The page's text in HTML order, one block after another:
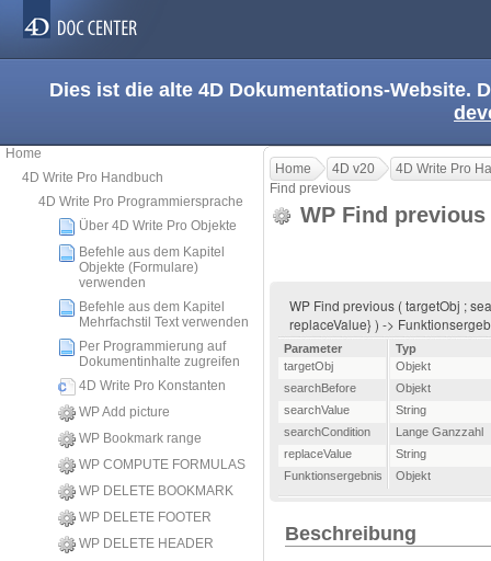
Dies ist die alte 4D Dokumentations-Website.
Home
4D Write Pro Handbuch
4D Write Pro Programmiersprache
Über 4D Write Pro Objekte
Befehle aus dem Kapitel
Objekte (Formulare)
verwenden
Befehle aus dem Kapitel
Mehrfachstil Text verwenden
Per Programmierung auf
Dokumentinhalte zugreifen
4D Write Pro Konstanten
WP Add picture
WP Bookmark range
WP COMPUTE FORMULAS
WP DELETE BOOKMARK
WP DELETE FOOTER
WP DELETE HEADER
Home 4D v20
4D Write Pro
Find previous
WP Find previous
WP Find previous ( targetObj ;
replaceValue} ) ->
Parameter
Typ
targetObj
Objekt
searchBefore
Objekt
searchValue
String
searchCondition
Lange Ganzzahl
replaceValue
String
Funktionsergebnis
Objekt
Beschreibung